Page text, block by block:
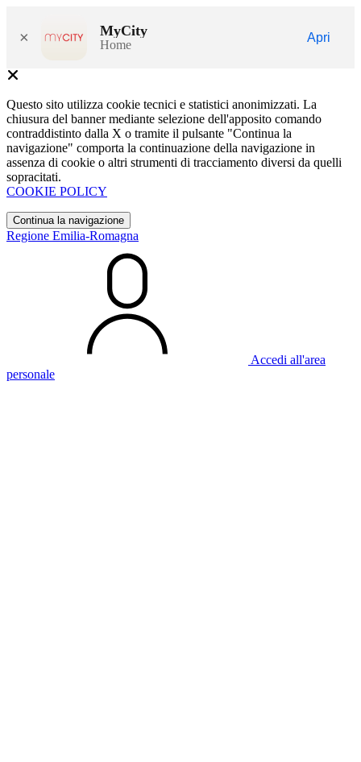
× MyCity
Home
Apri
Questo sito utilizza cookie tecnici e statistici anonimizzati. La
chiusura del banner mediante selezione dell'apposito comando
contraddistinto dalla X o tramite il pulsante "Continua la
navigazione" comporta la continuazione della navigazione in
assenza di cookie o altri strumenti di tracciamento diversi da quelli
sopracitati.
COOKIE POLICY
Continua la navigazione
Regione Emilia-Romagna
Accedi all'area
personale